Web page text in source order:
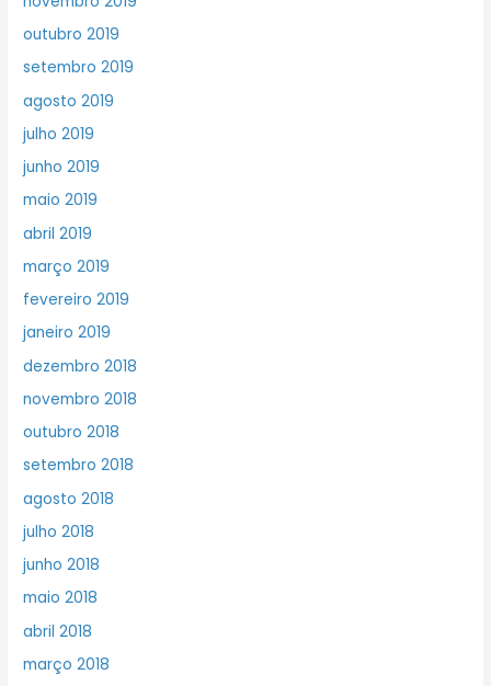
outubro 2019
setembro 2019
agosto 2019
julho 2019
junho 2019
maio 2019
abril 2019
março 2019
fevereiro 2019
janeiro 2019
dezembro 2018
novembro 2018
outubro 2018
setembro 2018
agosto 2018
julho 2018
junho 2018
maio 2018
abril 2018
março 2018